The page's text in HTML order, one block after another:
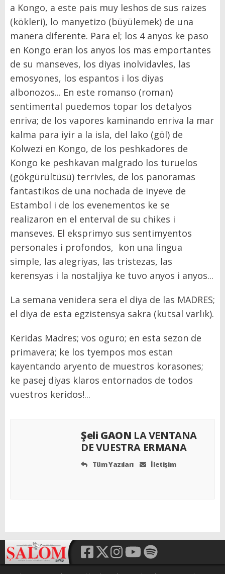
a Kongo, a este pais muy leshos de sus raizes
(kökleri), lo manyetizo (büyülemek) de una
manera diferente. Para el; los 4 anyos ke paso
en Kongo eran los anyos los mas emportantes
de su manseves, los diyas inolvidavles, las
emosyones, los espantos i los diyas
albonozos... En este romanso (roman)
sentimental puedemos topar los detalyos
enriva; de los vapores kaminando enriva la mar
kalma para iyir a la isla, del lako (göl) de
Kolwezi en Kongo, de los peshkadores de
Kongo ke peshkavan malgrado los turuelos
(gökgürültüsü) terrivles, de los panoramas
fantastikos de una nochada de inyeve de
Estambol i de los evenementos ke se
realizaron en el enterval de su chikes i
manseves. El eksprimyo sus sentimyentos
personales i profondos, kon una lingua
simple, las alegriyas, las tristezas, las
kerensyas i la nostaljiya ke tuvo anyos i anyos...
La semana venidera sera el diya de las MADRES;
el diya de esta egzistensya sakra (kutsal varlık).
Keridas Madres; vos oguro; en esta sezon de
primavera; ke los tyempos mos estan
kayentando aryento de muestros korasones;
ke pasej diyas klaros entornados de todos
vuestros keridos!...
Şeli GAON LA VENTANA
DE VUESTRA ERMANA
Tüm Yazıları İletişim